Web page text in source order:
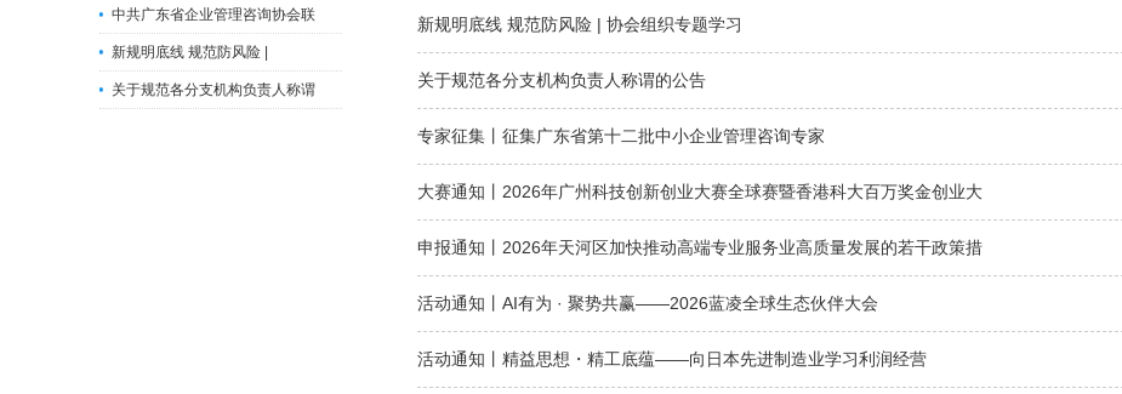
1 2
中共广东省企业管理咨询协会联
新规明底线 规范防风险 |
关于规范各分支机构负责人称谓
新规明底线 规范防风险 | 协会组织专题学习
关于规范各分支机构负责人称谓的公告
专家征集丨征集广东省第十二批中小企业管理咨询专家
大赛通知丨2026年广州科技创新创业大赛全球赛暨香港科大百万奖金创业大
申报通知丨2026年天河区加快推动高端专业服务业高质量发展的若干政策措
活动通知丨AI有为 · 聚势共赢——2026蓝凌全球生态伙伴大会
活动通知丨精益思想・精工底蕴——向日本先进制造业学习利润经营